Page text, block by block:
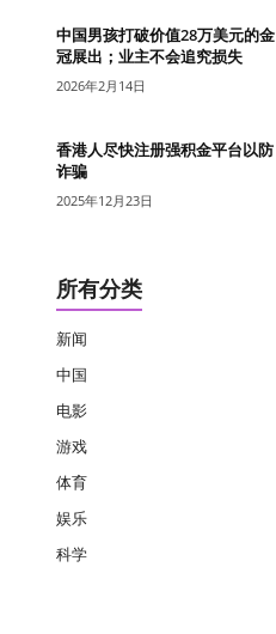
中国男孩打破价值28万美元的金
冠展出；业主不会追究损失
2026年2月14日
香港人尽快注册强积金平台以防
诈骗
2025年12月23日
所有分类
新闻
中国
电影
游戏
体育
娱乐
科学